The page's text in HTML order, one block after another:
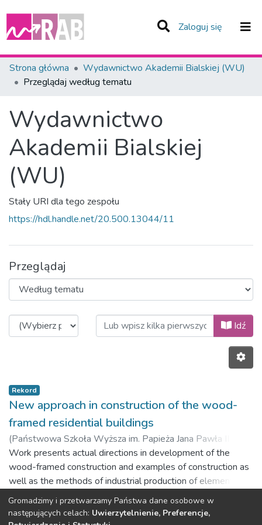
Zaloguj się (current)
Zespoły i Kolekcje
Całe Repozytorium
Strona główna
Wydawnictwo Akademii Bialskiej (WU)
Przeglądaj według tematu
Wydawnictwo
Akademii Bialskiej
(WU)
Stały URI dla tego zespołu
https://hdl.handle.net/20.500.13044/11
Przeglądaj
Przeglądanie Wydawnictwo Idź
Rekord
New approach in construction of the wood-
framed residential buildings
(Państwowa Szkoła Wyższa im. Papieża Jana Pawła II w
Białej Podlaskiej,2013)Malesza, Mikołaj;Miedziałowski,
Czesław ;Malesza, Jarosław
Work presents actual directions in development of the
wood-framed construction and examples of construction as
well as the methods of industrial production of elements in
practice. Light wood-framed buildings constitutes significant
percentage of constructed residential single family and multi
Poprzedni Następny
Gromadzimy i przetwarzamy Państwa dane osobowe w
następujących celach: Uwierzytelnienie, Preferencje,